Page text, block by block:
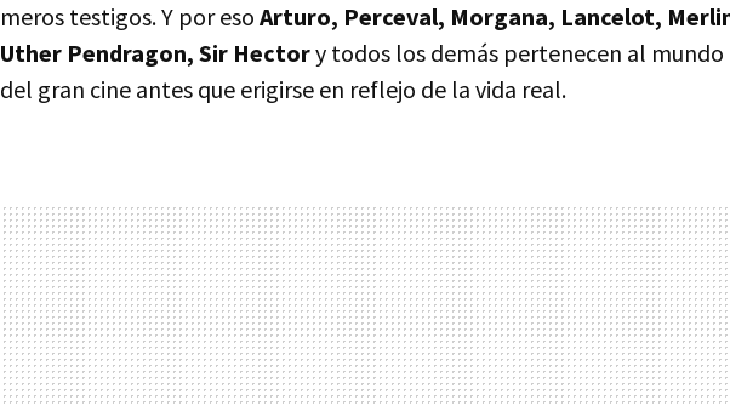
meros testigos. Y por eso Arturo, Perceval, Morgana, Lancelot,
Uther Pendragon, Sir Hectory todos los demás pertenecen al mundo
del gran cine antes que erigirse en reflejo de la vida real.